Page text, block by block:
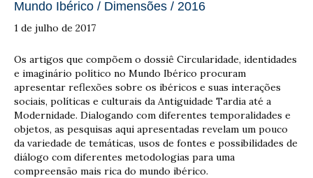
Mundo Ibérico / Dimensões / 2016
1 de julho de 2017
Os artigos que compõem o dossiê Circularidade, identidades
e imaginário político no Mundo Ibérico procuram
apresentar reflexões sobre os ibéricos e suas interações
sociais, políticas e culturais da Antiguidade Tardia até a
Modernidade. Dialogando com diferentes temporalidades e
objetos, as pesquisas aqui apresentadas revelam um pouco
da variedade de temáticas, usos de fontes e possibilidades de
diálogo com diferentes metodologias para uma
compreensão mais rica do mundo ibérico.